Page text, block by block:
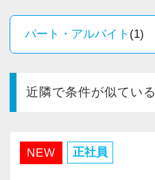
・仕事内容やキャリア
・ざっくばらんに質問OK
・半年～1年の調整も可
まずはカジュアル面談
「応募する」からお気
・男性の育休取得率100
・9割が紹介の安定基盤
・一般企業～医療・学
パート・アルバイト (1)
近隣で条件が似てい
NEW 正社員